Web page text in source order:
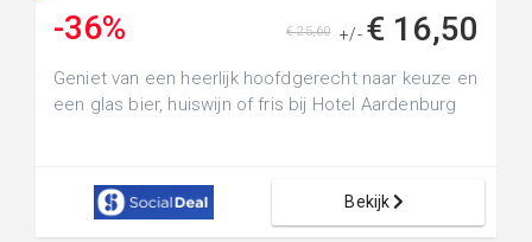
-36% +/- € 16,50
€ 25,60
Geniet van een heerlijk hoofdgerecht naar keuze en
een glas bier, huiswijn of fris bij Hotel Aardenburg
Bekijk